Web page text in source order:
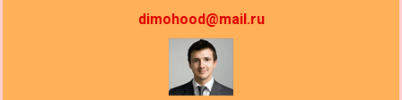
dimohood@mail.ru